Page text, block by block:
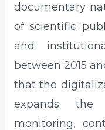
documentary
of scientific
and
between 2015
that the
expands the
monitoring,